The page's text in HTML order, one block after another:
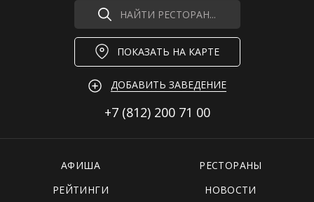
НАЙТИ РЕСТОРАН...
ПОКАЗАТЬ НА КАРТЕ
ДОБАВИТЬ ЗАВЕДЕНИЕ
+7 (812) 200 71 00
АФИША
РЕСТОРАНЫ
РЕЙТИНГИ
НОВОСТИ